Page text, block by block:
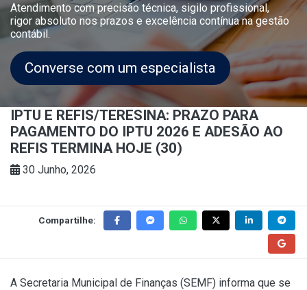
Atendimento com precisão técnica, sigilo profissional,
rigor absoluto nos prazos e excelência contínua na gestão
contábil.
Converse com um especialista
IPTU E REFIS/TERESINA: PRAZO PARA
PAGAMENTO DO IPTU 2026 E ADESÃO AO
REFIS TERMINA HOJE (30)
30 Junho, 2026
Compartilhe:
A Secretaria Municipal de Finanças (SEMF) informa que se